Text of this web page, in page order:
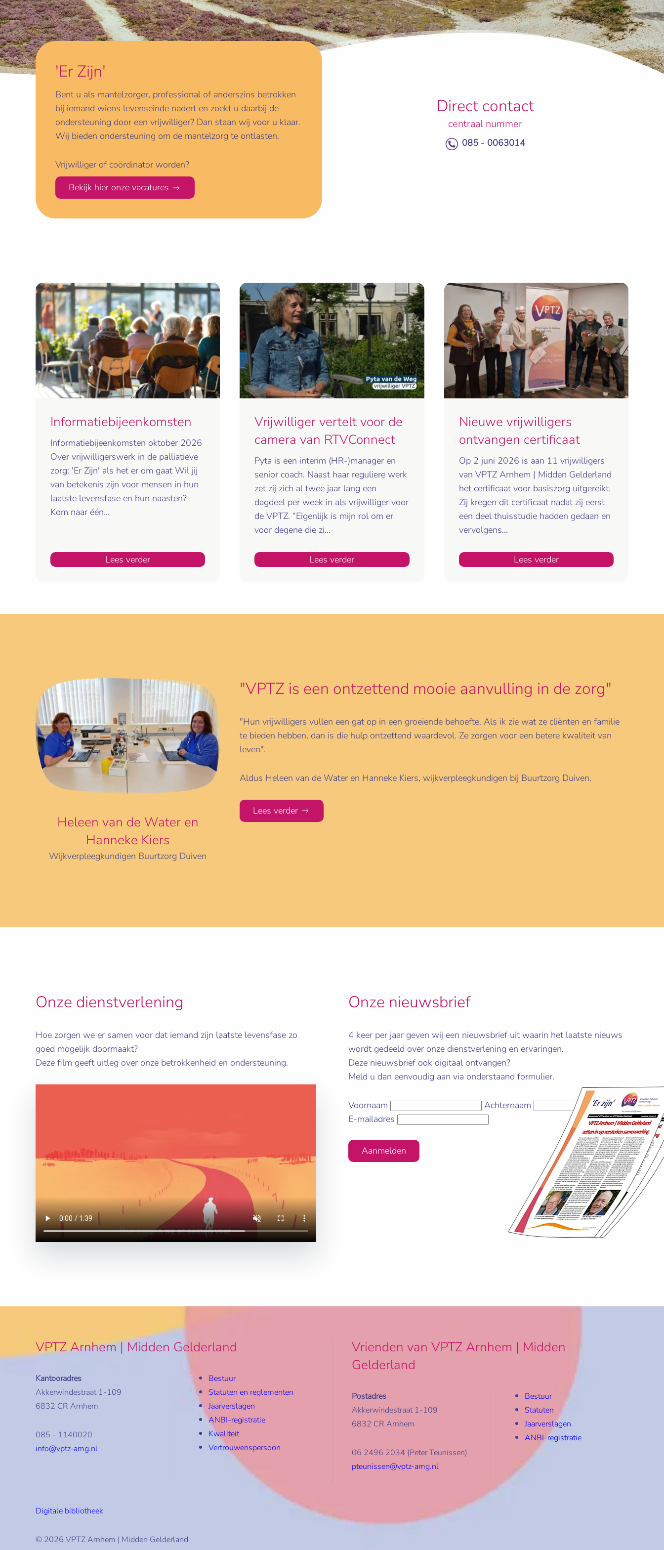
'Er Zijn'
Bent u als mantelzorger, professional of anderszins betrokken
bij iemand wiens levenseinde nadert en zoekt u daarbij de
ondersteuning door een vrijwilliger? Dan staan wij voor u klaar.
Wij bieden ondersteuning om de mantelzorg te ontlasten.
Vrijwilliger of coördinator worden?
Bekijk hier onze vacatures
Direct contact
centraal nummer
085 - 0063014
Informatiebijeenkomsten
Informatiebijeenkomsten oktober 2026
Over vrijwilligerswerk in de palliatieve
zorg: 'Er Zijn' als het er om gaat Wil jij
van betekenis zijn voor mensen in hun
laatste levensfase en hun naasten?
Kom naar één…
Lees verder
Vrijwilliger vertelt voor de
camera van RTVConnect
Pyta is een interim (HR-)manager en
senior coach. Naast haar reguliere werk
zet zij zich al twee jaar lang een
dagdeel per week in als vrijwilliger voor
de VPTZ. “Eigenlijk is mijn rol om er
voor degene die zi…
Lees verder
Nieuwe vrijwilligers
ontvangen certificaat
Op 2 juni 2026 is aan 11 vrijwilligers
van VPTZ Arnhem | Midden Gelderland
het certificaat voor basiszorg uitgereikt.
Zij kregen dit certificaat nadat zij eerst
een deel thuisstudie hadden gedaan en
vervolgens…
Lees verder
Heleen van de Water en
Hanneke Kiers
Wijkverpleegkundigen Buurtzorg Duiven
"VPTZ is een ontzettend mooie aanvulling in de zorg"
"Hun vrijwilligers vullen een gat op in een groeiende behoefte. Als ik zie wat ze cliënten en familie
te bieden hebben, dan is die hulp ontzettend waardevol. Ze zorgen voor een betere kwaliteit van
leven".
Aldus Heleen van de Water en Hanneke Kiers, wijkverpleegkundigen bij Buurtzorg Duiven.
Lees verder
Onze dienstverlening
Hoe zorgen we er samen voor dat iemand zijn laatste levensfase zo
goed mogelijk doormaakt?
Deze film geeft uitleg over onze betrokkenheid en ondersteuning.
Onze nieuwsbrief
4 keer per jaar geven wij een nieuwsbrief uit waarin het laatste nieuws
wordt gedeeld over onze dienstverlening en ervaringen.
Deze nieuwsbrief ook digitaal ontvangen?
Meld u dan eenvoudig aan via onderstaand formulier.
Voornaam
Achternaam
E-mailadres
VPTZ Arnhem | Midden Gelderland
Kantooradres
Akkerwindestraat 1-109
6832 CR Arnhem
085 - 1140020
info@vptz-amg.nl
Bestuur
Statuten en reglementen
Jaarverslagen
ANBI-registratie
Kwaliteit
Vertrouwenspersoon
Vrienden van VPTZ Arnhem | Midden
Gelderland
Postadres
Akkerwindestraat 1-109
6832 CR Arnhem
06 2496 2034 (Peter Teunissen)
pteunissen@vptz-amg.nl
Bestuur
Statuten
Jaarverslagen
ANBI-registratie
Digitale bibliotheek
© 2026 VPTZ Arnhem | Midden Gelderland